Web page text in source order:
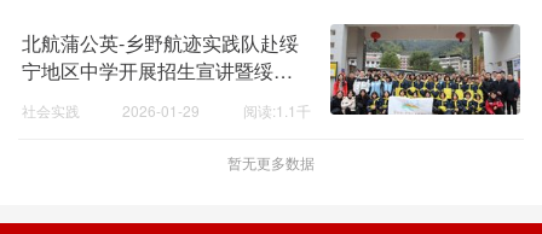
北航蒲公英-乡野航迹实践队赴绥
宁地区中学开展招生宣讲暨绥宁
社会实践 2026-01-29 阅读:1.1千
暂无更多数据